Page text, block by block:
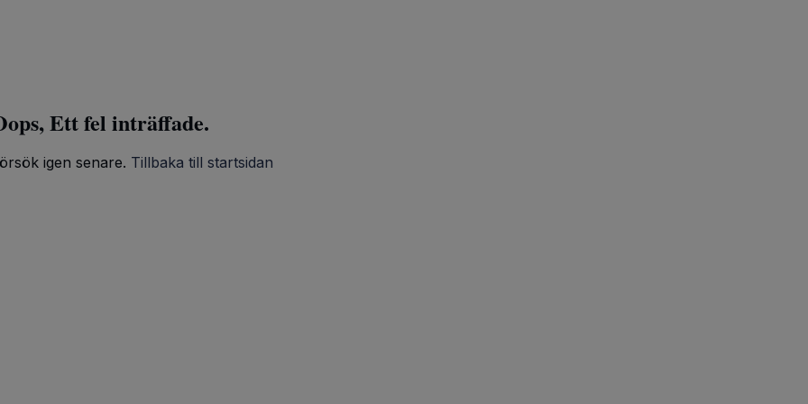
Ett fel inträffade.
igen senare. Tillbaka till startsidan